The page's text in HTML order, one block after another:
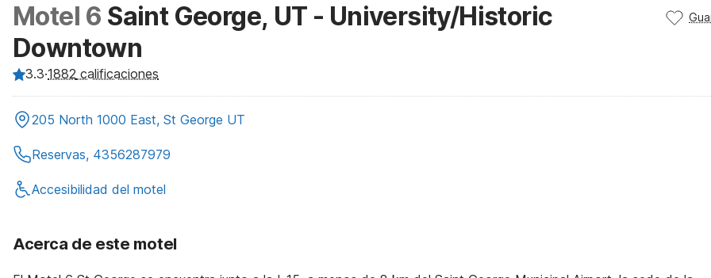
Motel 6 Saint George, UT - University/Historic
Downtown
3.3·1882 calificaciones
205 North 1000 East, St George UT
Reservas, 4356287979
Accesibilidad del motel
Acerca de este motel